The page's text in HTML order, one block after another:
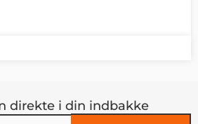
direkte i din indbakke